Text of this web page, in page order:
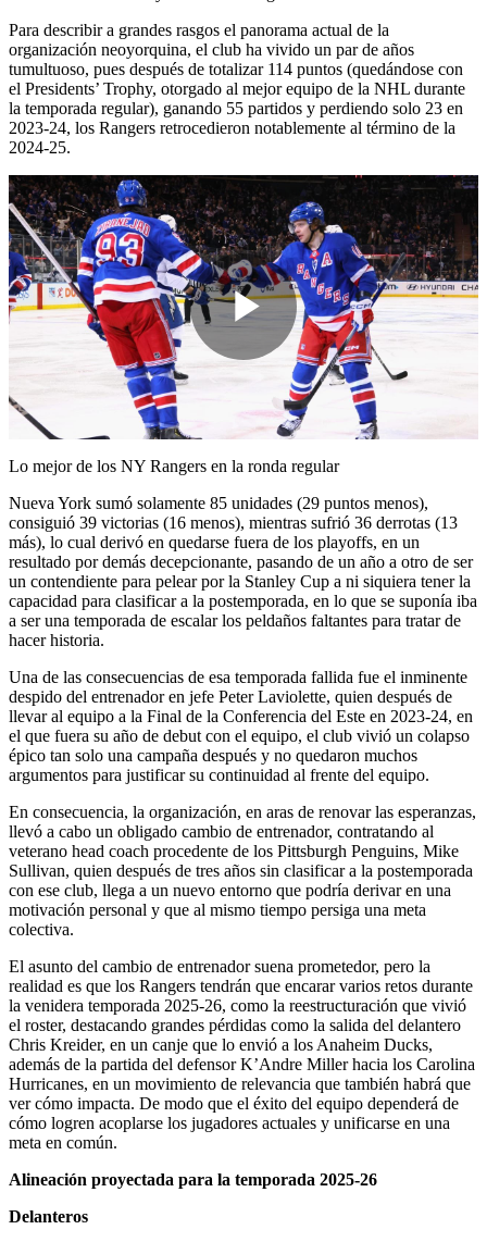
Para describir a grandes rasgos el panorama actual de la
organización neoyorquina, el club ha vivido un par de años
tumultuoso, pues después de totalizar 114 puntos (quedándose con
el Presidents’ Trophy, otorgado al mejor equipo de la NHL durante
la temporada regular), ganando 55 partidos y perdiendo solo 23 en
2023-24, los Rangers retrocedieron notablemente al término de la
2024-25.
Play
Video
Lo mejor de los NY Rangers en la ronda regular
Nueva York sumó solamente 85 unidades (29 puntos menos),
consiguió 39 victorias (16 menos), mientras sufrió 36 derrotas (13
más), lo cual derivó en quedarse fuera de los playoffs, en un
resultado por demás decepcionante, pasando de un año a otro de ser
un contendiente para pelear por la Stanley Cup a ni siquiera tener la
capacidad para clasificar a la postemporada, en lo que se suponía iba
a ser una temporada de escalar los peldaños faltantes para tratar de
hacer historia.
Una de las consecuencias de esa temporada fallida fue el inminente
despido del entrenador en jefe Peter Laviolette, quien después de
llevar al equipo a la Final de la Conferencia del Este en 2023-24, en
el que fuera su año de debut con el equipo, el club vivió un colapso
épico tan solo una campaña después y no quedaron muchos
argumentos para justificar su continuidad al frente del equipo.
En consecuencia, la organización, en aras de renovar las esperanzas,
llevó a cabo un obligado cambio de entrenador, contratando al
veterano head coach procedente de los Pittsburgh Penguins, Mike
Sullivan, quien después de tres años sin clasificar a la postemporada
con ese club, llega a un nuevo entorno que podría derivar en una
motivación personal y que al mismo tiempo persiga una meta
colectiva.
El asunto del cambio de entrenador suena prometedor, pero la
realidad es que los Rangers tendrán que encarar varios retos durante
la venidera temporada 2025-26, como la reestructuración que vivió
el roster, destacando grandes pérdidas como la salida del delantero
Chris Kreider, en un canje que lo envió a los Anaheim Ducks,
además de la partida del defensor K’Andre Miller hacia los Carolina
Hurricanes, en un movimiento de relevancia que también habrá que
ver cómo impacta. De modo que el éxito del equipo dependerá de
cómo logren acoplarse los jugadores actuales y unificarse en una
meta en común.
Alineación proyectada para la temporada 2025-26
Delanteros